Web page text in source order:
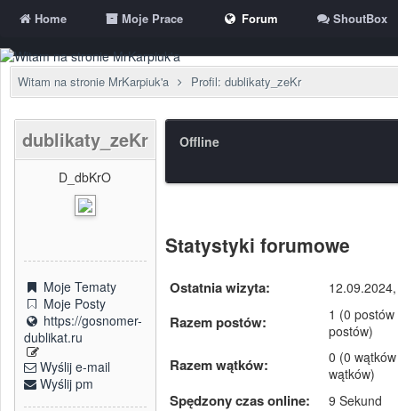
Home Moje Prace Forum ShoutBox
Witam na stronie MrKarpiuk'a Profil: dublikaty_zeKr
dublikaty_zeKr
D_dbKrO
Moje Tematy
Moje Posty
https://gosnomer-
dublikat.ru
Wyślij e-mail
Wyślij pm
Offline
Statystyki forumowe
Ostatnia wizyta:
Razem postów:
1 (0
postów)
Razem wątków:
0 (0
wątków)
Spędzony czas online: 9 Sekund